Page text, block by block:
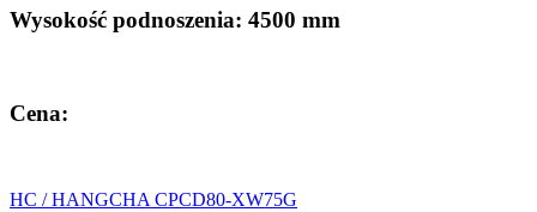
Wysokość podnoszenia: 4500 mm
Cena:
HC / HANGCHA CPCD80-XW75G